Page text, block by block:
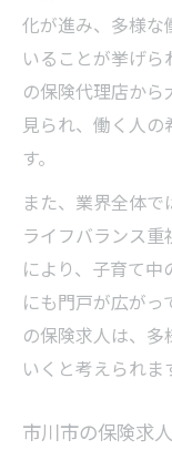
説
生保レ
介
保険求
力
平均時給か
市川市
保険求
市川市
保険求
化が進み、多様な
いることが挙げ
の保険代理店か
見られ、働く人
す。
また、業界全体
ライフバランス
により、子育て
にも門戸が広が
の保険求人は、
いくと考えられま
市川市の保険求